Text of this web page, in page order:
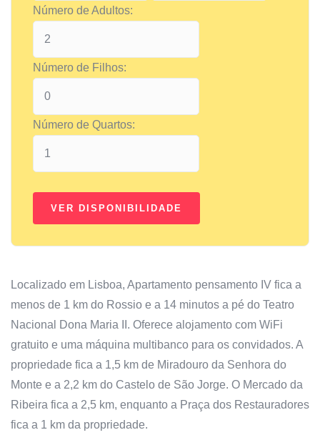
Número de Adultos:
Número de Filhos:
Número de Quartos:
Localizado em Lisboa, Apartamento pensamento IV fica a
menos de 1 km do Rossio e a 14 minutos a pé do Teatro
Nacional Dona Maria II. Oferece alojamento com WiFi
gratuito e uma máquina multibanco para os convidados. A
propriedade fica a 1,5 km de Miradouro da Senhora do
Monte e a 2,2 km do Castelo de São Jorge. O Mercado da
Ribeira fica a 2,5 km, enquanto a Praça dos Restauradores
fica a 1 km da propriedade.